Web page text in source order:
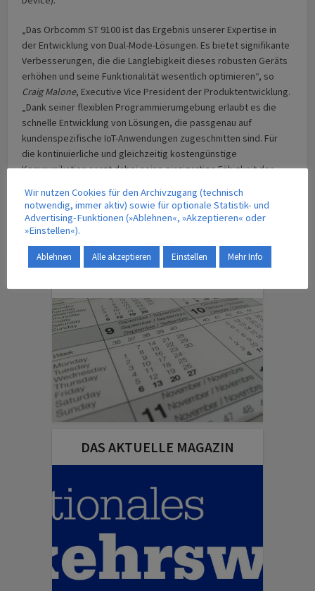
„Das Orbcomm ST 9100 ist das Ergebnis unserer Expertise in
der Entwicklung von Dual-Mode-Lösungen. Es bietet signifikante
Verbesserungen, die die Langlebigkeit dieses robusten Geräts
erhöhen und seine Funktionalität wesentlich optimieren“, so
Craig Malone, Executive Vice President der Produktentwicklung.
„Dank seiner flexiblen Programmierumgebung erlaubt es die
schnelle Entwicklung von Lösungen, die passgenau auf
kundenspezifische IoT-Anwendungen zugeschnitten sind. Für
die kontinuierliche und gleichzeitig kostengünstige
Kommunikation sorgt dabei seine einzigartige Fähigkeit der
Mobilfunk und Satellit.“
DAS AKTUELLE MAGAZIN
Wir nutzen Cookies für den Archivzugang (technisch
notwendig, immer aktiv) sowie für optionale Statistik- und
Advertising-Funktionen (»Ablehnen«, »Akzeptieren« oder
»Einstellen«).
Ablehnen Alle akzeptieren Einstellen Mehr Info